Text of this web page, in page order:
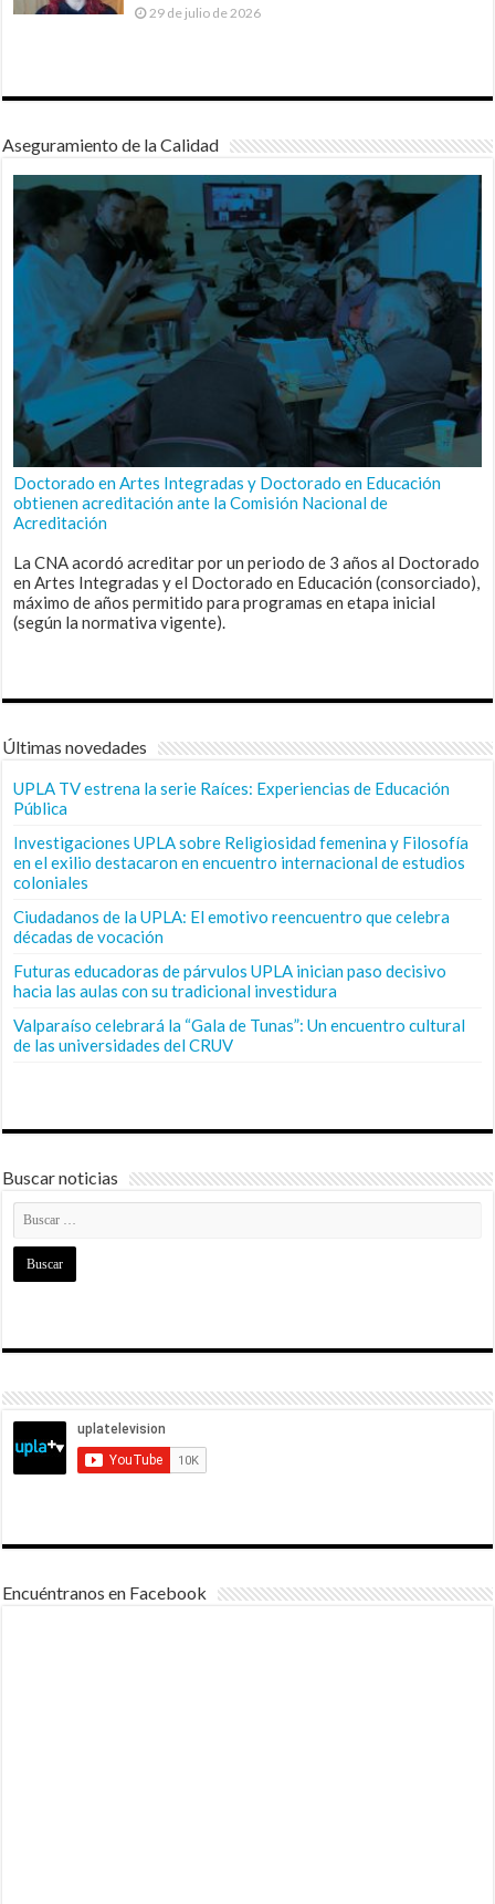
29 de julio de 2026
Aseguramiento de la Calidad
Doctorado en Artes Integradas y Doctorado en Educación
obtienen acreditación ante la Comisión Nacional de
Acreditación
La CNA acordó acreditar por un periodo de 3 años al Doctorado
en Artes Integradas y el Doctorado en Educación (consorciado),
máximo de años permitido para programas en etapa inicial
(según la normativa vigente).
Últimas novedades
UPLA TV estrena la serie Raíces: Experiencias de Educación
Pública
Investigaciones UPLA sobre Religiosidad femenina y Filosofía
en el exilio destacaron en encuentro internacional de estudios
coloniales
Ciudadanos de la UPLA: El emotivo reencuentro que celebra
décadas de vocación
Futuras educadoras de párvulos UPLA inician paso decisivo
hacia las aulas con su tradicional investidura
Valparaíso celebrará la “Gala de Tunas”: Un encuentro cultural
de las universidades del CRUV
Buscar noticias
Encuéntranos en Facebook